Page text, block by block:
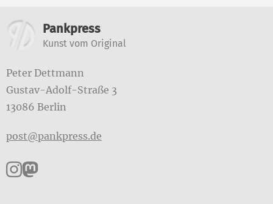
Weitere Informationen
Pankpress
Kunst vom Original
Peter Dettmann
Gustav-Adolf-Straße 3
13086 Berlin
post@pankpress.de
Pankpress auf Instagram
Pankpress auf Mastodon